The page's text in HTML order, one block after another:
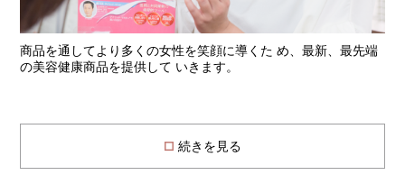
商品を通してより多くの女性を笑顔に導くた め、最新、最先端
の美容健康商品を提供して いきます。
続きを見る